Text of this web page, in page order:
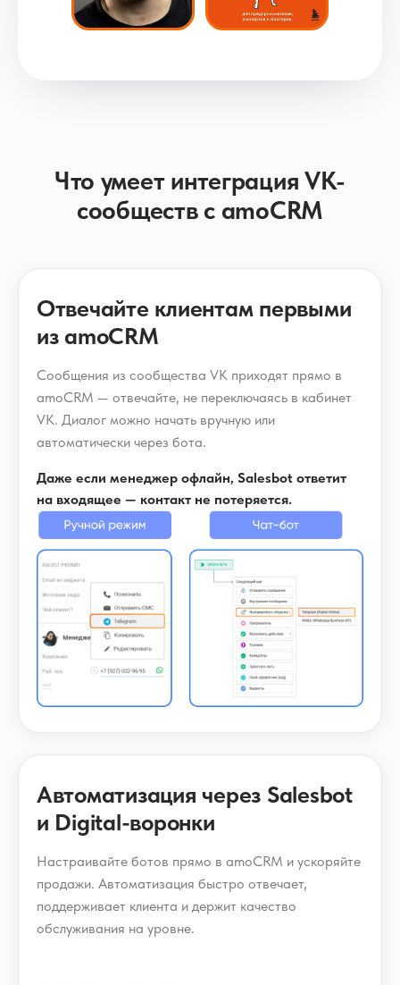
Что умеет интеграция VK-
сообществ с amoCRM
Отвечайте клиентам первыми
из amoCRM
Сообщения из сообщества VK приходят прямо в
amoCRM — отвечайте, не переключаясь в кабинет
VK. Диалог можно начать вручную или
автоматически через бота.
Даже если менеджер офлайн, Salesbot ответит
на входящее — контакт не потеряется.
Автоматизация через Salesbot
и Digital-воронки
Настраивайте ботов прямо в amoCRM и ускоряйте
продажи. Автоматизация быстро отвечает,
поддерживает клиента и держит качество
обслуживания на уровне.